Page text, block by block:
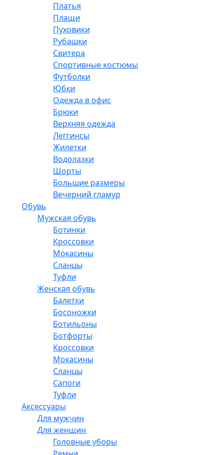
Платья
Плащи
Пуховики
Рубашки
Свитера
Спортивные костюмы
Футболки
Юбки
Одежда в офис
Брюки
Верхняя одежда
Леггинсы
Жилетки
Водолазки
Шорты
Большие размеры
Вечерний гламур
Обувь
Мужская обувь
Ботинки
Кроссовки
Мокасины
Сланцы
Туфли
Женская обувь
Балетки
Босоножки
Ботильоны
Ботфорты
Кроссовки
Мокасины
Сланцы
Сапоги
Туфли
Аксессуары
Для мужчин
Для женщин
Головные уборы